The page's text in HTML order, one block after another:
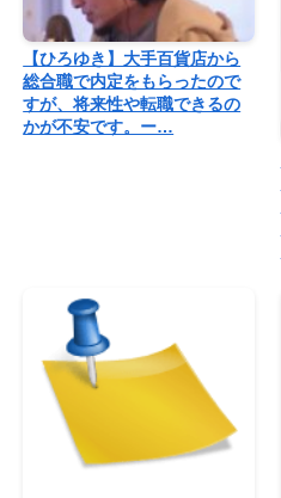
【ひろゆき】大手百貨店から
総合職で内定をもらったので
すが、将来性や転職できるの
かが不安です。ー…